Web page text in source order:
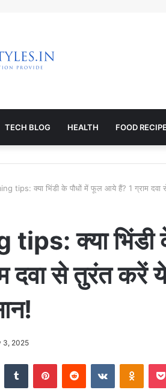
TECH BLOG HEALTH FOOD RECIPE
tips​: क्या भिंडी के पौधों में फूल आये हैं? 1 ग्राम दवा
क्या भिंडी
दवा से तुरंत करें ये
3, 2025
Tumblr PinterestReddit VKontakte